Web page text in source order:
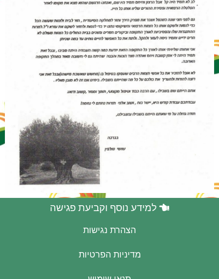
למידע נוסף וקביעת פגישה
הצהרת נגישות
מדיניות הפרטיות